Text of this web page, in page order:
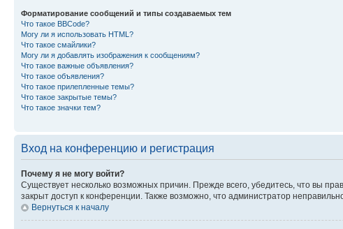
Форматирование сообщений и типы создаваемых тем
Что такое BBCode?
Могу ли я использовать HTML?
Что такое смайлики?
Могу ли я добавлять изображения к сообщениям?
Что такое важные объявления?
Что такое объявления?
Что такое прилепленные темы?
Что такое закрытые темы?
Что такое значки тем?
Вход на конференцию и регистрация
Почему я не могу войти?
Существует несколько возможных причин. Прежде всего, убедитесь, что вы
закрыт доступ к конференции. Также возможно, что администратор
Вернуться к началу